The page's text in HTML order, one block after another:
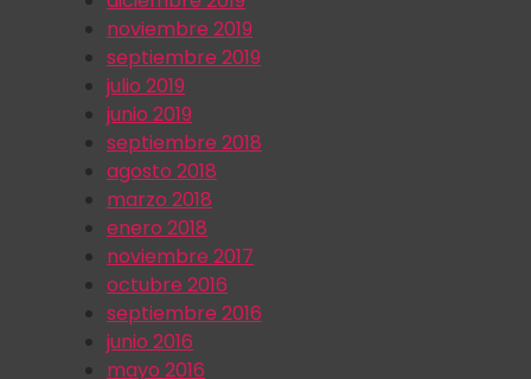
noviembre 2019
septiembre 2019
julio 2019
junio 2019
septiembre 2018
agosto 2018
marzo 2018
enero 2018
noviembre 2017
octubre 2016
septiembre 2016
junio 2016
mayo 2016